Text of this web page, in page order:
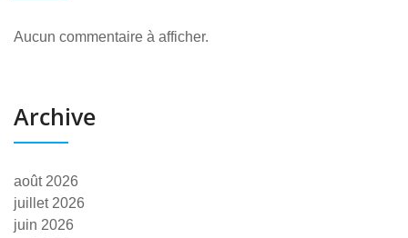
Aucun commentaire à afficher.
Archive
août 2026
juillet 2026
juin 2026